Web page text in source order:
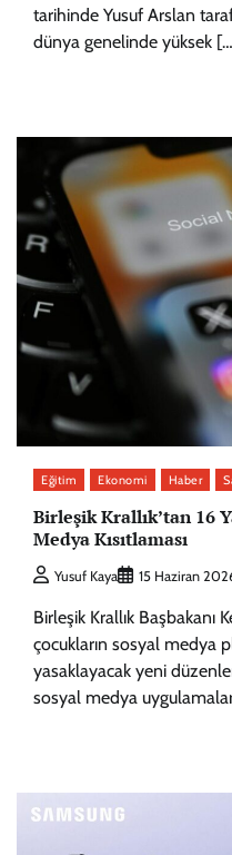
tarihinde Yusuf Arslan
dünya genelinde yüksek
Eğitim Ekonomi Haber
Birleşik Krallık’tan 16
Medya Kısıtlaması
Yusuf Kaya 15 Haziran
Birleşik Krallık Başbakanı
çocukların sosyal medya
yasaklayacak yeni
sosyal medya